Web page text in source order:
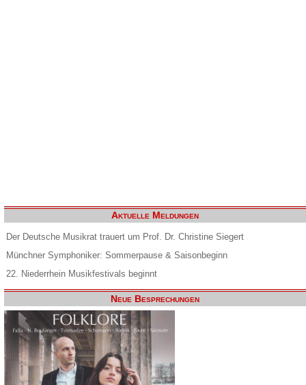
Aktuelle Meldungen
Der Deutsche Musikrat trauert um Prof. Dr. Christine Siegert
Münchner Symphoniker: Sommerpause & Saisonbeginn
22. Niederrhein Musikfestivals beginnt
Neue Besprechungen